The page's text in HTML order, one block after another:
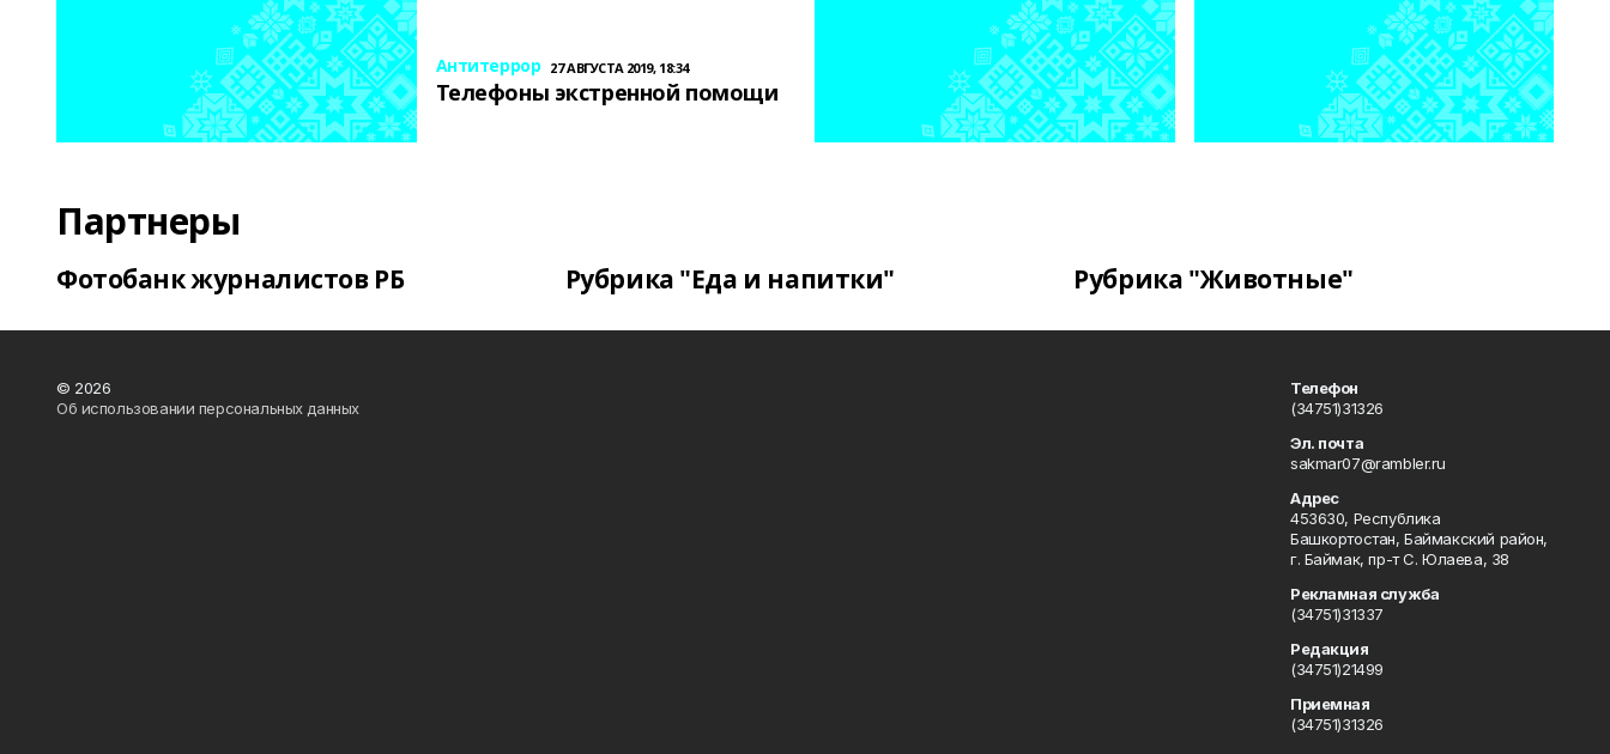
Антитеррор 27 АВГУСТА 2019, 18:34
Телефоны экстренной помощи
Партнеры
Фотобанк журналистов РБ Рубрика "Еда и напитки" Рубрика "Животные"
© 2026
Об использовании персональных данных
Телефон
(34751)31326
Эл. почта
sakmar07@rambler.ru
Адрес
453630, Республика
Башкортостан, Баймакский район,
г. Баймак, пр-т С. Юлаева, 38
Рекламная служба
(34751)31337
Редакция
(34751)21499
Приемная
(34751)31326